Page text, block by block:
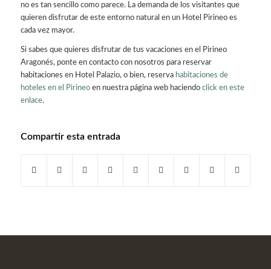
no es tan sencillo como parece. La demanda de los visitantes que
quieren disfrutar de este entorno natural en un Hotel Pirineo es
cada vez mayor.
Si sabes que quieres disfrutar de tus vacaciones en el Pirineo
Aragonés, ponte en contacto con nosotros para reservar
habitaciones en Hotel Palazio, o bien, reserva habitaciones de
hoteles en el Pirineoen nuestra página web haciendo click en este
enlace.
Compartir esta entrada